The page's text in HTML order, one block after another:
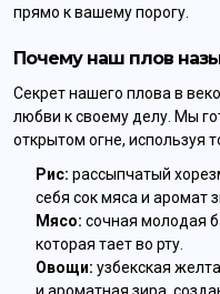
прямо к вашему порогу.
Почему наш плов
Секрет нашего плова в
любви к своему делу. Мы
открытом огне, используя
Рис: рассыпчатый
себя сок мяса и аромат
Мясо: сочная молодая
которая тает во рту.
Овощи: узбекская